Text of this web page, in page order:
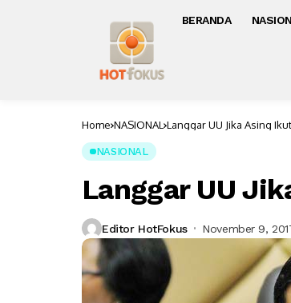
BERANDA
Home NASIONAL Langgar UU Jika Asing
NASIONAL
Langgar UU
Editor HotFokus November 9,